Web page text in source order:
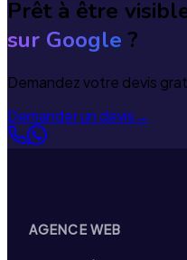
Prêt à être
sur Google ?
Demandez votre devis
Demander un devis→
AGENCE WEB